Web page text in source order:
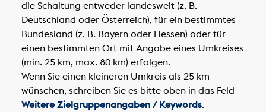
die Schaltung entweder landesweit (z. B.
Deutschland oder Österreich), für ein bestimmtes
Bundesland (z. B. Bayern oder Hessen) oder für
einen bestimmten Ort mit Angabe eines Umkreises
(min. 25 km, max. 80 km) erfolgen.
Wenn Sie einen kleineren Umkreis als 25 km
wünschen, schreiben Sie es bitte oben in das Feld
Weitere Zielgruppenangaben / Keywords.